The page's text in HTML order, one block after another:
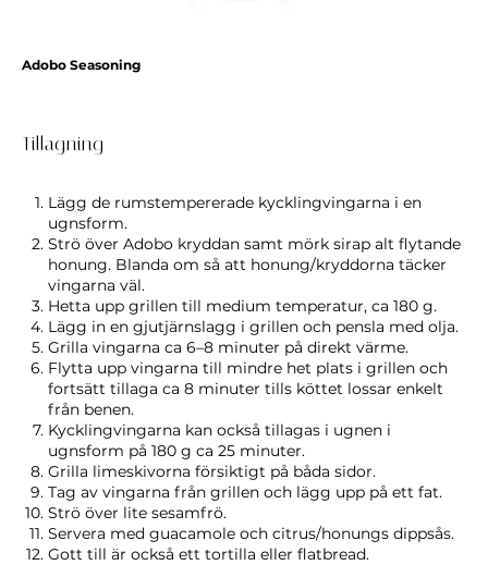
Adobo Seasoning
Tillagning
Lägg de rumstempererade kycklingvingarna i en
ugnsform.
Strö över Adobo kryddan samt mörk sirap alt flytande
honung. Blanda om så att honung/kryddorna täcker
vingarna väl.
Hetta upp grillen till medium temperatur, ca 180 g.
Lägg in en gjutjärnslagg i grillen och pensla med olja.
Grilla vingarna ca 6–8 minuter på direkt värme.
Flytta upp vingarna till mindre het plats i grillen och
fortsätt tillaga ca 8 minuter tills köttet lossar enkelt
från benen.
Kycklingvingarna kan också tillagas i ugnen i
ugnsform på 180 g ca 25 minuter.
Grilla limeskivorna försiktigt på båda sidor.
Tag av vingarna från grillen och lägg upp på ett fat.
Strö över lite sesamfrö.
Servera med guacamole och citrus/honungs dippsås.
Gott till är också ett tortilla eller flatbread.